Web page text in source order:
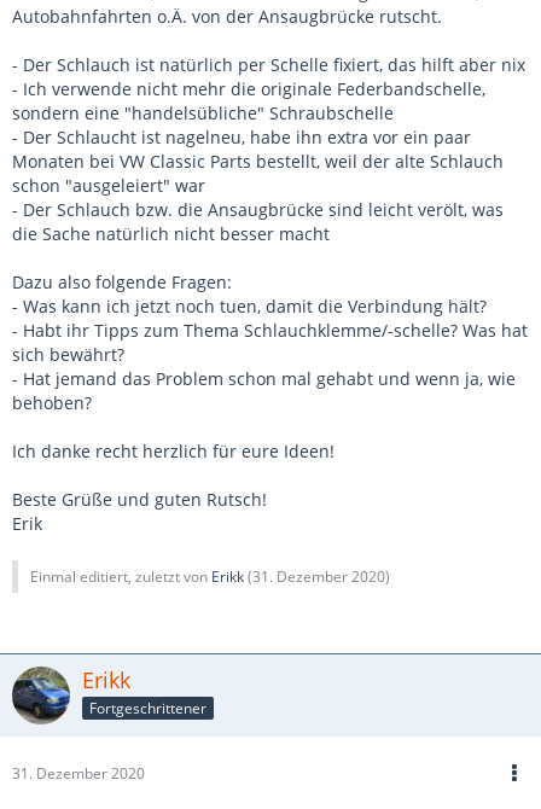
Autobahnfahrten o.Ä. von der Ansaugbrücke rutscht.
- Der Schlauch ist natürlich per Schelle fixiert, das hilft aber nix
- Ich verwende nicht mehr die originale Federbandschelle,
sondern eine "handelsübliche" Schraubschelle
- Der Schlaucht ist nagelneu, habe ihn extra vor ein paar
Monaten bei VW Classic Parts bestellt, weil der alte Schlauch
schon "ausgeleiert" war
- Der Schlauch bzw. die Ansaugbrücke sind leicht verölt, was
die Sache natürlich nicht besser macht
Dazu also folgende Fragen:
- Was kann ich jetzt noch tuen, damit die Verbindung hält?
- Habt ihr Tipps zum Thema Schlauchklemme/-schelle? Was hat
sich bewährt?
- Hat jemand das Problem schon mal gehabt und wenn ja, wie
behoben?
Ich danke recht herzlich für eure Ideen!
Beste Grüße und guten Rutsch!
Erik
Einmal editiert, zuletzt von Erikk(31. Dezember 2020)
Erikk
Fortgeschrittener
31. Dezember 2020